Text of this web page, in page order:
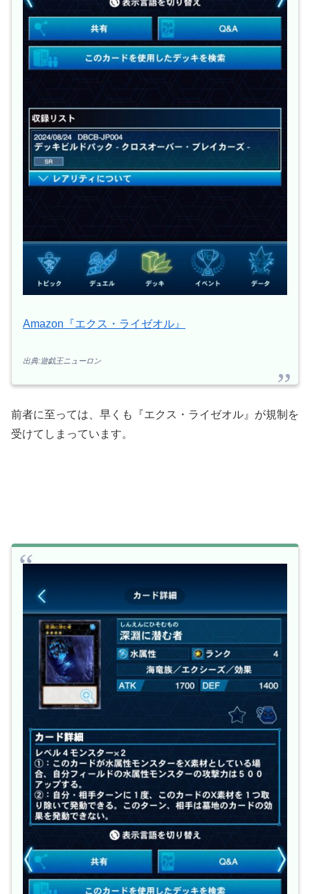
Amazon『エクス・ライゼオル』
出典:遊戯王ニューロン
前者に至っては、早くも『エクス・ライゼオル』が規制を
受けてしまっています。